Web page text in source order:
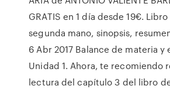
GRATIS en 1 día desde 19€.
segunda mano, sinopsis,
6 Abr 2017 Balance de materia y
Unidad 1. Ahora, te recomiendo
lectura del capítulo 3 del libro